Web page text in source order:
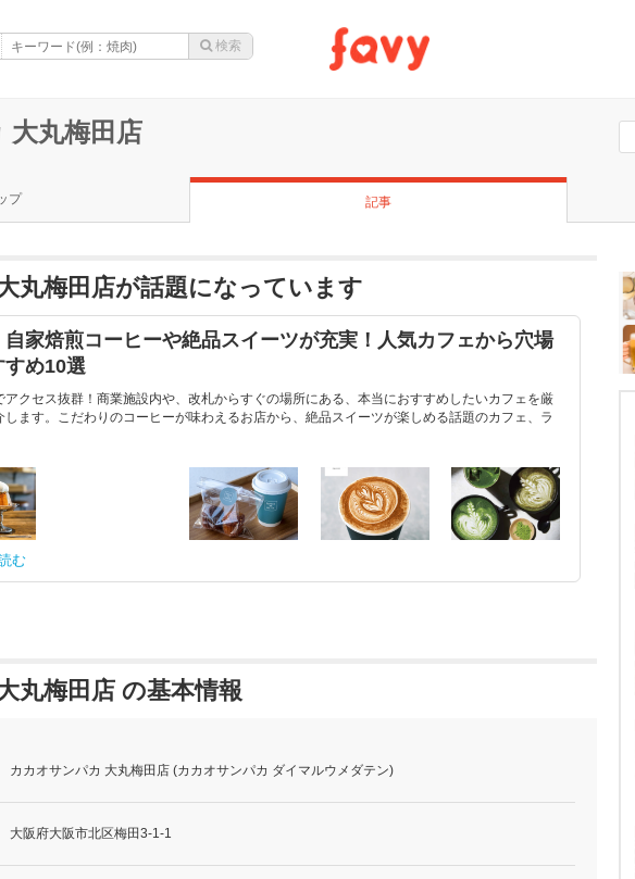
大丸梅田店
プ 記事
丸梅田店が話題になっています
自家焙煎コーヒーや絶品スイーツが充実！人気カフェから穴場
すめ10選
アクセス抜群！商業施設内や、改札からすぐの場所にある、本当におすすめしたいカフェを厳
します。こだわりのコーヒーが味わえるお店から、絶品スイーツが楽しめる話題のカフェ、ラ
む
丸梅田店 の基本情報
カカオサンパカ 大丸梅田店 (カカオサンパカ ダイマルウメダテン)
大阪府大阪市北区梅田3-1-1